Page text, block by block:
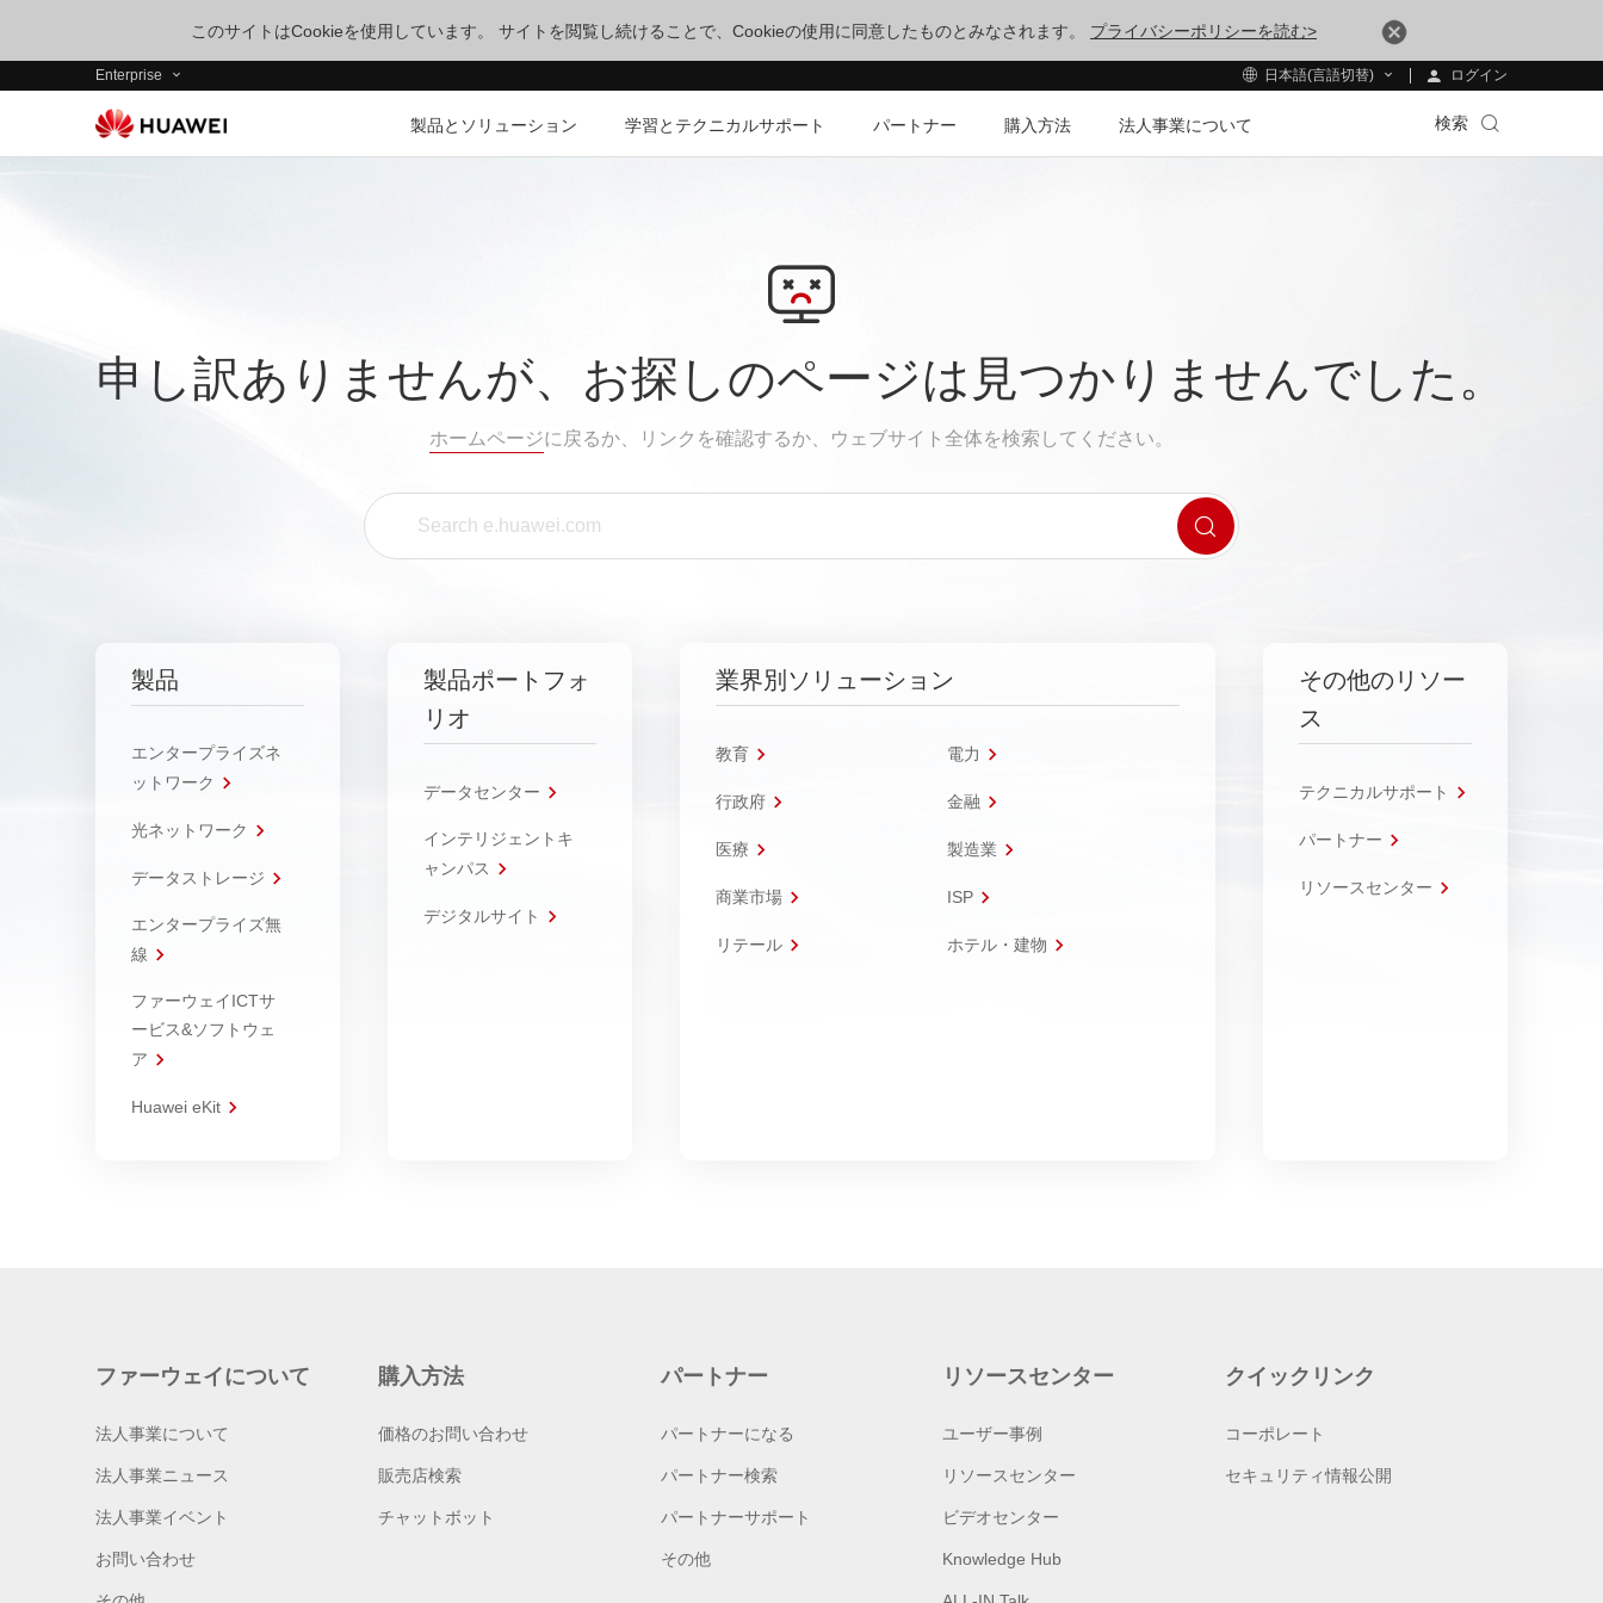
このサイトはCookieを使用しています。 サイトを閲覧し続けることで、Cookieの使用に同意したものとみなされます。 プライバシーポリシーを読む>
Enterprise 日本語(言語切替) ログイン
製品とソリューション 学習とテクニカルサポート パートナー 購入方法 法人事業について 検索
申し訳ありませんが、お探しのページは見つかりませんでした。
ホームページに戻るか、リンクを確認するか、ウェブサイト全体を検索してください。
製品
エンタープライズネ
ットワーク
光ネットワーク
データストレージ
エンタープライズ無
線
ファーウェイICTサ
ービス&ソフトウェ
ア
Huawei eKit
製品ポートフォ
リオ
データセンター
インテリジェントキ
ャンパス
デジタルサイト
業界別ソリューション
教育 電力
行政府 金融
医療 製造業
商業市場 ISP
リテール ホテル・建物
その他のリソー
ス
テクニカルサポート
パートナー
リソースセンター
ファーウェイについて
法人事業について
法人事業ニュース
法人事業イベント
お問い合わせ
購入方法
価格のお問い合わせ
販売店検索
チャットボット
パートナー
パートナーになる
パートナー検索
パートナーサポート
その他
リソースセンター
ユーザー事例
リソースセンター
ビデオセンター
Knowledge Hub
クイックリンク
コーポレート
セキュリティ情報公開